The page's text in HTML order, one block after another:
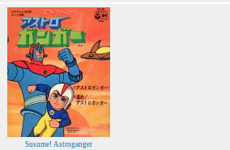
Susume! Astroganger